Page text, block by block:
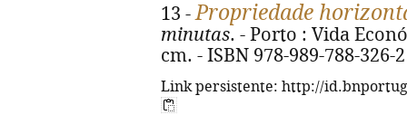
13 -Propriedade
minutas. - Porto : Vida
cm. - ISBN 978-989-788-326-2
Link persistente: http://